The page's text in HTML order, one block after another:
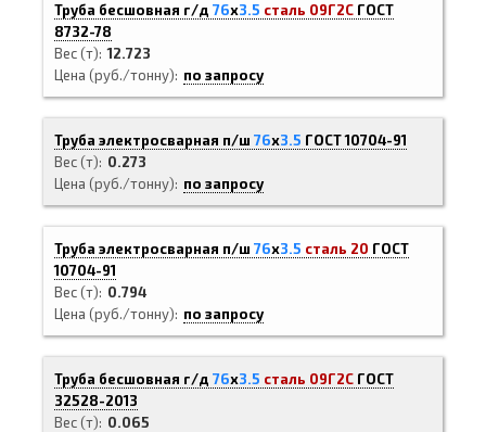
Труба бесшовная г/д 76х3.5 сталь 09Г2С ГОСТ
8732-78
Вес (т) 12.723
Цена (руб./тонну)
по запросу
Труба электросварная п/ш 76х3.5 ГОСТ 10704-91
Вес (т)
0.273
Цена (руб./тонну)
по запросу
Труба электросварная п/ш 76х3.5 сталь 20 ГОСТ
10704-91
Вес (т)
0.794
Цена (руб./тонну)
по запросу
Труба бесшовная г/д 76х3.5 сталь 09Г2С ГОСТ
32528-2013
Вес (т)
0.065